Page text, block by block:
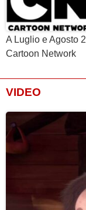
A Luglio e Agosto
Cartoon Network
VIDEO